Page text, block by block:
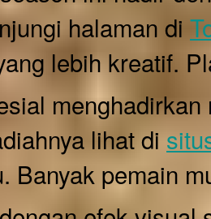
halaman di
lebih kreatif.
lihat di
Banyak pemain